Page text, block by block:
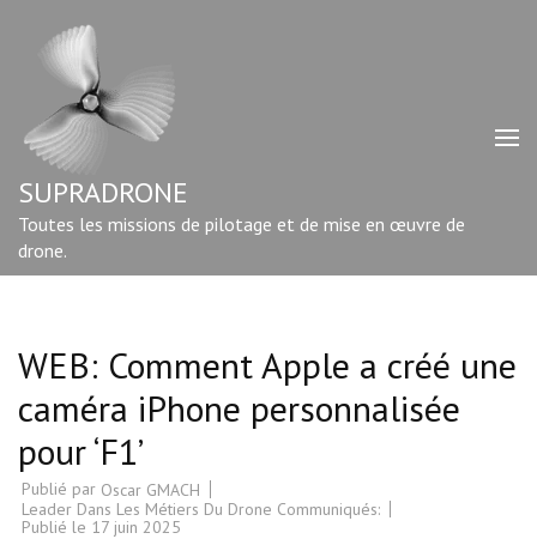
contenu
Entrée)
SUPRADRONE
Toutes les missions de pilotage et de mise en œuvre de
drone.
WEB: Comment Apple a créé une
caméra iPhone personnalisée
pour ‘F1’
Publié par Oscar GMACH
Leader Dans Les Métiers Du Drone Communiqués:
Publié le 17 juin 2025